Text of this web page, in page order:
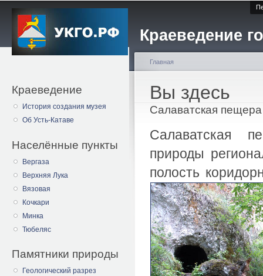
Краеведение
Краеведение
История создания музея
Об Усть-Катаве
Населённые пункты
Вергаза
Верхняя Лука
Вязовая
Кочкари
Минка
Тюбеляс
Памятники природы
Геологический разрез
Вы здесь
Главная
Салаватская
Салаватская
природы
полость